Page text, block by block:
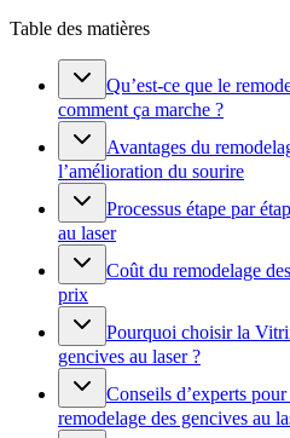
Table des matières
Qu’est-ce que le
comment ça marche ?
Avantages du
l’amélioration du sourire
Processus étape par
au laser
Coût du remodelage
prix
Pourquoi choisir la
gencives au laser ?
Conseils d’experts
remodelage des gencives au